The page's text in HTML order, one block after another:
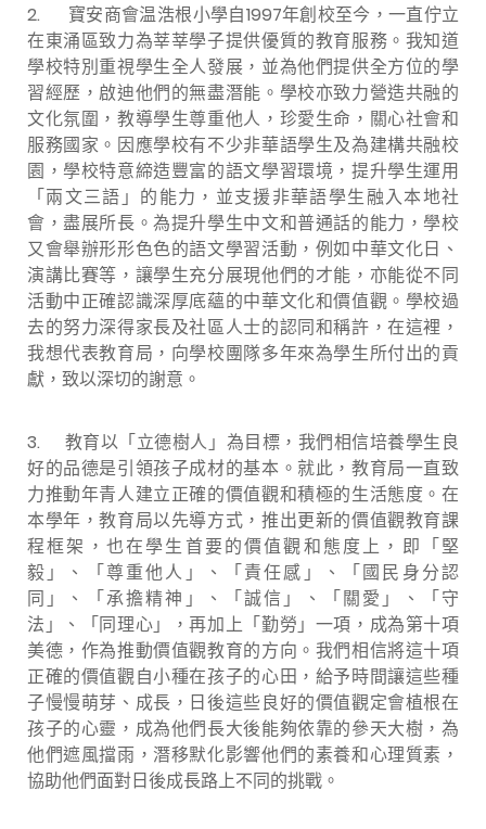
2. 寶安商會温浩根小學自1997年創校至今，一直佇立
在東涌區致力為莘莘學子提供優質的教育服務。我知道
學校特別重視學生全人發展，並為他們提供全方位的學
習經歷，啟迪他們的無盡潛能。學校亦致力營造共融的
文化氛圍，教導學生尊重他人，珍愛生命，關心社會和
服務國家。因應學校有不少非華語學生及為建構共融校
園，學校特意締造豐富的語文學習環境，提升學生運用
「兩文三語」的能力，並支援非華語學生融入本地社
會，盡展所長。為提升學生中文和普通話的能力，學校
又會舉辦形形色色的語文學習活動，例如中華文化日、
演講比賽等，讓學生充分展現他們的才能，亦能從不同
活動中正確認識深厚底蘊的中華文化和價值觀。學校過
去的努力深得家長及社區人士的認同和稱許，在這裡，
我想代表教育局，向學校團隊多年來為學生所付出的貢
獻，致以深切的謝意。
3. 教育以「立德樹人」為目標，我們相信培養學生良
好的品德是引領孩子成材的基本。就此，教育局一直致
力推動年青人建立正確的價值觀和積極的生活態度。在
本學年，教育局以先導方式，推出更新的價值觀教育課
程框架，也在學生首要的價值觀和態度上，即「堅
毅」、「尊重他人」、「責任感」、「國民身分認
同」、「承擔精神」、「誠信」、「關愛」、「守
法」、「同理心」，再加上「勤勞」一項，成為第十項
美德，作為推動價值觀教育的方向。我們相信將這十項
正確的價值觀自小種在孩子的心田，給予時間讓這些種
子慢慢萌芽、成長，日後這些良好的價值觀定會植根在
孩子的心靈，成為他們長大後能夠依靠的參天大樹，為
他們遮風擋雨，潛移默化影響他們的素養和心理質素，
協助他們面對日後成長路上不同的挑戰。